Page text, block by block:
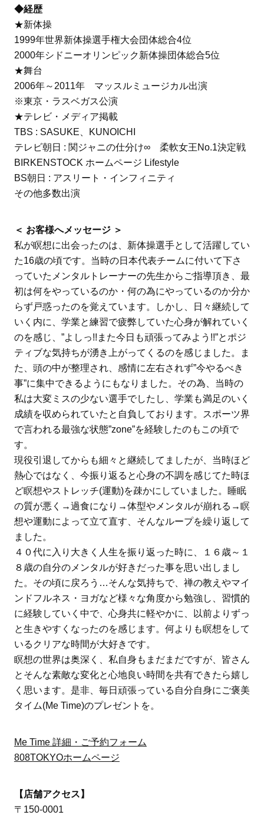
◆経歴
★新体操
1999年世界新体操選手権大会団体総合4位
2000年シドニーオリンピック新体操団体総合5位
★舞台
2006年～2011年 マッスルミュージカル出演
※東京・ラスベガス公演
★テレビ・メディア掲載
TBS : SASUKE、KUNOICHI
テレビ朝日 : 関ジャニの仕分け∞ 柔軟女王No.1決定戦
BIRKENSTOCK ホームページ Lifestyle
BS朝日 : アスリート・インフィニティ
その他多数出演
＜ お客様へメッセージ ＞
私が瞑想に出会ったのは、新体操選手として活躍してい
た16歳の頃です。当時の日本代表チームに付いて下さ
っていたメンタルトレーナーの先生からご指導頂き、最
初は何をやっているのか・何の為にやっているのか分か
らず戸惑ったのを覚えています。しかし、日々継続して
いく内に、学業と練習で疲弊していた心身が解れていく
のを感じ、”よしっ!!また今日も頑張ってみよう!!”とポジ
ティブな気持ちが湧き上がってくるのを感じました。ま
た、頭の中が整理され、感情に左右されず”今やるべき
事”に集中できるようにもなりました。その為、当時の
私は大変ミスの少ない選手でしたし、学業も満足のいく
成績を収められていたと自負しております。スポーツ界
で言われる最強な状態”zone”を経験したのもこの頃で
す。
現役引退してからも細々と継続してましたが、当時ほど
熱心ではなく、今振り返ると心身の不調を感じてた時ほ
ど瞑想やストレッチ(運動)を疎かにしていました。睡眠
の質が悪く→過食になり→体型やメンタルが崩れる→瞑
想や運動によって立て直す、そんなループを繰り返して
ました。
４０代に入り大きく人生を振り返った時に、１６歳～１
８歳の自分のメンタルが好きだった事を思い出しまし
た。その頃に戻ろう…そんな気持ちで、禅の教えやマイ
ンドフルネス・ヨガなど様々な角度から勉強し、習慣的
に経験していく中で、心身共に軽やかに、以前よりずっ
と生きやすくなったのを感じます。何よりも瞑想をして
いるクリアな時間が大好きです。
瞑想の世界は奥深く、私自身もまだまだですが、皆さん
とそんな素敵な変化と心地良い時間を共有できたら嬉し
く思います。是非、毎日頑張っている自分自身にご褒美
タイム(Me Time)のプレゼントを。
Me Time 詳細・ご予約フォーム
808TOKYOホームページ
【店舗アクセス】
〒150-0001